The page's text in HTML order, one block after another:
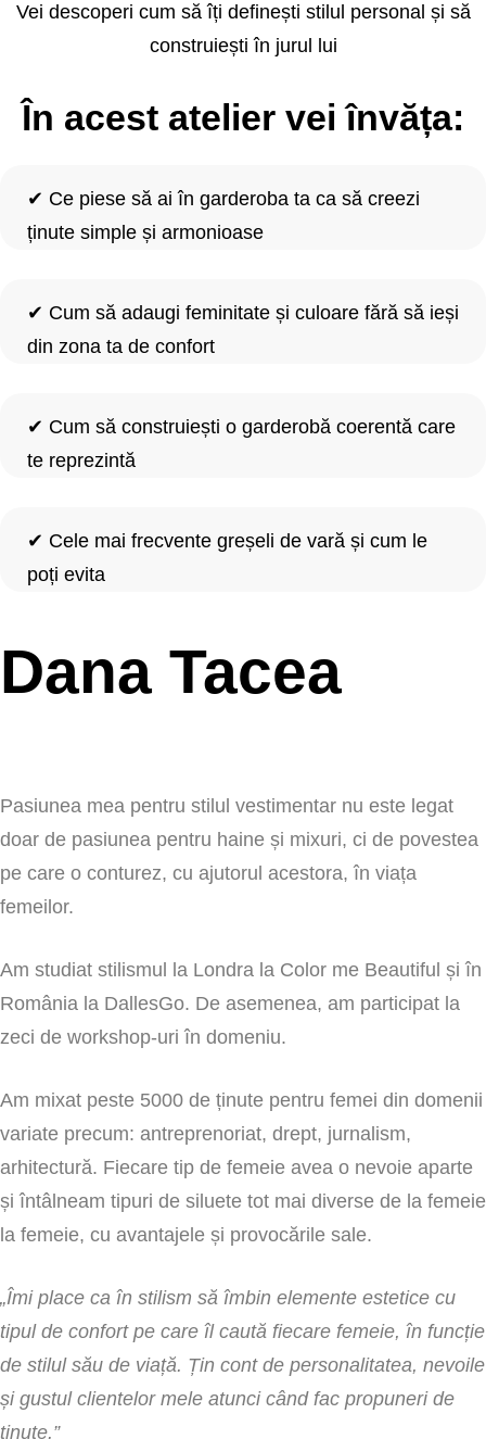
Vei descoperi cum să îți definești stilul personal și să
construiești în jurul lui
În acest atelier vei învăța:
✔ Ce piese să ai în garderoba ta ca să creezi
ținute simple și armonioase
✔ Cum să adaugi feminitate și culoare fără să ieși
din zona ta de confort
✔ Cum să construiești o garderobă coerentă care
te reprezintă
✔ Cele mai frecvente greșeli de vară și cum le
poți evita
Dana Tacea
Pasiunea mea pentru stilul vestimentar nu este legat
doar de pasiunea pentru haine și mixuri, ci de povestea
pe care o conturez, cu ajutorul acestora, în viața
femeilor.
Am studiat stilismul la Londra la Color me Beautiful și în
România la DallesGo. De asemenea, am participat la
zeci de workshop-uri în domeniu.
Am mixat peste 5000 de ținute pentru femei din domenii
variate precum: antreprenoriat, drept, jurnalism,
arhitectură. Fiecare tip de femeie avea o nevoie aparte
și întâlneam tipuri de siluete tot mai diverse de la femeie
la femeie, cu avantajele și provocările sale.
„Îmi place ca în stilism să îmbin elemente estetice cu
tipul de confort pe care îl caută fiecare femeie, în funcție
de stilul său de viață. Țin cont de personalitatea, nevoile
și gustul clientelor mele atunci când fac propuneri de
ținute.”